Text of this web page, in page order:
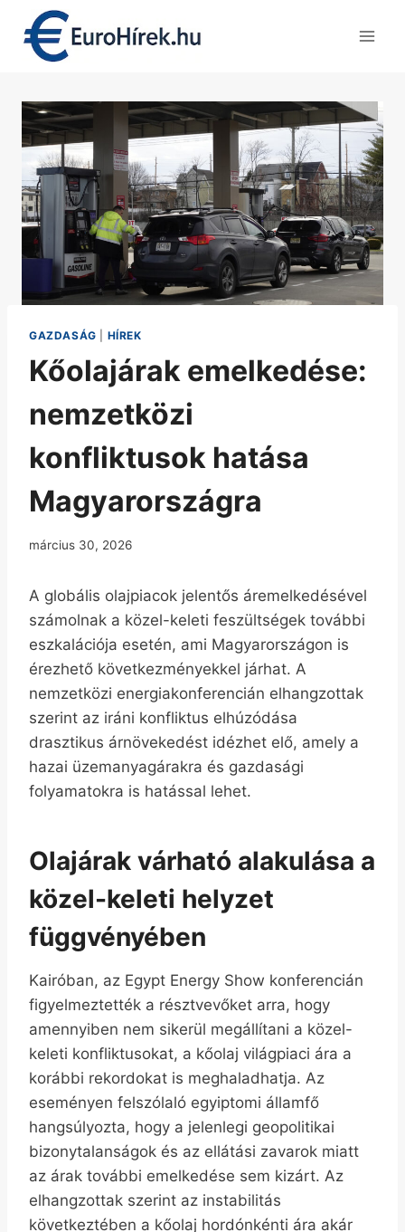
content
GAZDASÁG HÍREK
Kőolajárak emelkedése:
nemzetközi
konfliktusok hatása
Magyarországra
március 30, 2026
A globális olajpiacok jelentős áremelkedésével
számolnak a közel-keleti feszültségek további
eszkalációja esetén, ami Magyarországon is
érezhető következményekkel járhat. A
nemzetközi energiakonferencián elhangzottak
szerint az iráni konfliktus elhúzódása
drasztikus árnövekedést idézhet elő, amely a
hazai üzemanyagárakra és gazdasági
folyamatokra is hatással lehet.
Olajárak várható alakulása a
közel-keleti helyzet
függvényében
Kairóban, az Egypt Energy Show konferencián
figyelmeztették a résztvevőket arra, hogy
amennyiben nem sikerül megállítani a közel-
keleti konfliktusokat, a kőolaj világpiaci ára a
korábbi rekordokat is meghaladhatja. Az
eseményen felszólaló egyiptomi államfő
hangsúlyozta, hogy a jelenlegi geopolitikai
bizonytalanságok és az ellátási zavarok miatt
az árak további emelkedése sem kizárt. Az
elhangzottak szerint az instabilitás
következtében a kőolaj hordónkénti ára akár